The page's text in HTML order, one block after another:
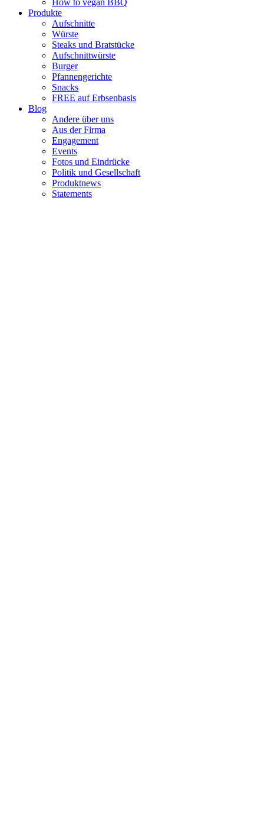
How to vegan BBQ
Produkte
Aufschnitte
Würste
Steaks und Bratstücke
Aufschnittwürste
Burger
Pfannengerichte
Snacks
FREE auf Erbsenbasis
Blog
Andere über uns
Aus der Firma
Engagement
Events
Fotos und Eindrücke
Politik und Gesellschaft
Produktnews
Statements